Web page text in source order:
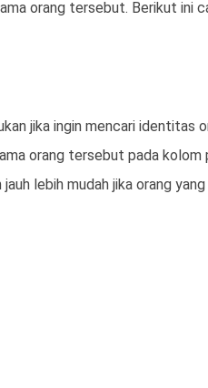
orang tersebut. Berikut ini
jika ingin mencari identitas
orang tersebut pada kolom
lebih mudah jika orang